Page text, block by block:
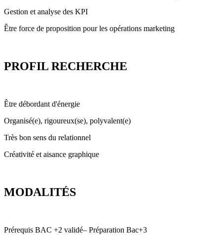
Gestion et analyse des KPI
Être force de proposition pour les opérations marketing
PROFIL RECHERCHE
Être débordant d'énergie
Organisé(e), rigoureux(se), polyvalent(e)
Très bon sens du relationnel
Créativité et aisance graphique
MODALITÉS
Prérequis BAC +2 validé– Préparation Bac+3